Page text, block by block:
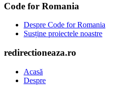
Code for Romania
Despre Code for Romania
Susține proiectele noastre
redirectioneaza.ro
Acasă
Despre